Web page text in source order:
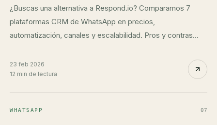
¿Buscas una alternativa a Respond.io? Comparamos 7
plataformas CRM de WhatsApp en precios,
automatización, canales y escalabilidad. Pros y contras
23 feb 2026
12 min de lectura
WHATSAPP 07